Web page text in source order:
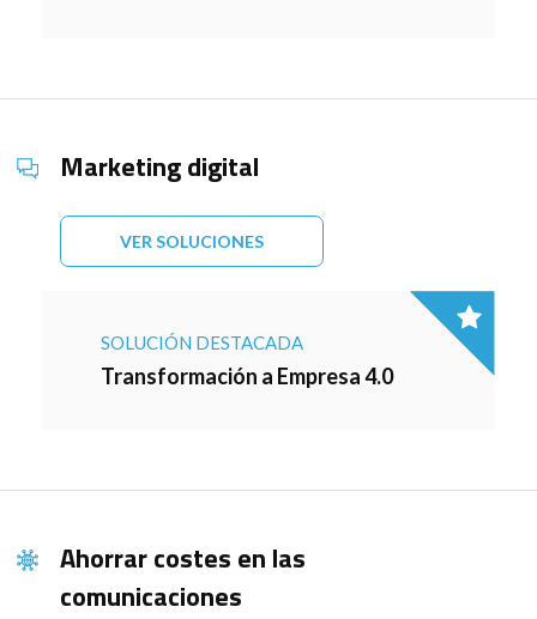
Marketing digital
VER SOLUCIONES
SOLUCIÓN DESTACADA
Transformación a Empresa 4.0
Ahorrar costes en las
comunicaciones